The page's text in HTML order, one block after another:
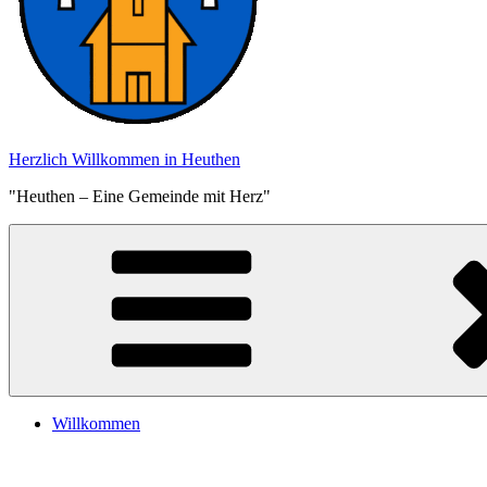
Herzlich Willkommen in Heuthen
"Heuthen – Eine Gemeinde mit Herz"
Willkommen